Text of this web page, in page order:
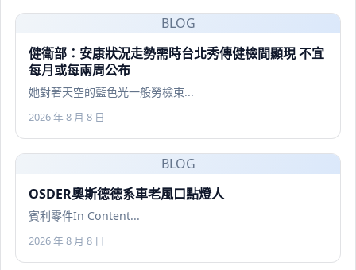
BLOG
健衛部：安康狀況走勢需時台北秀傳健檢間顯現 不宜
每月或每兩周公布
她對著天空的藍色光一般勞檢束...
2026 年 8 月 8 日
BLOG
OSDER奧斯德德系車老風口點燈人
賓利零件In Content...
2026 年 8 月 8 日